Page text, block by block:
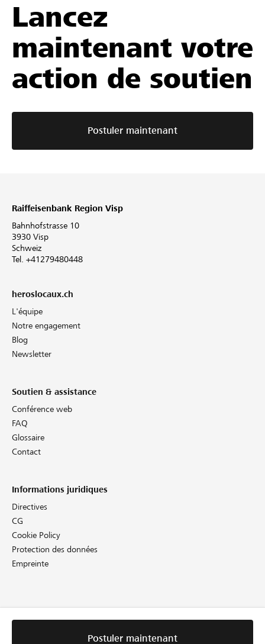
Lancez
maintenant votre
action de soutien
Postuler maintenant
Postuler maintenant
Raiffeisenbank Region Visp
Bahnhofstrasse 10
3930 Visp
Schweiz
Tel. +41279480448
heroslocaux.ch
L'équipe
Notre engagement
Blog
Newsletter
Soutien & assistance
Conférence web
FAQ
Glossaire
Contact
Informations juridiques
Directives
CG
Cookie Policy
Protection des données
Empreinte